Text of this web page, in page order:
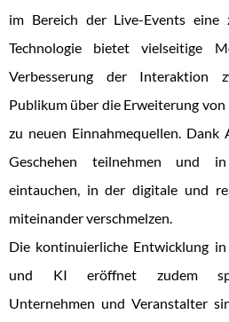
im Bereich der Live-Events eine
Technologie bietet vielseitige
Verbesserung der Interaktion
Publikum über die Erweiterung
zu neuen Einnahmequellen. Dank
Geschehen teilnehmen und
eintauchen, in der digitale und
miteinander verschmelzen.
Die kontinuierliche Entwicklung
und KI eröffnet zudem
Unternehmen und Veranstalter